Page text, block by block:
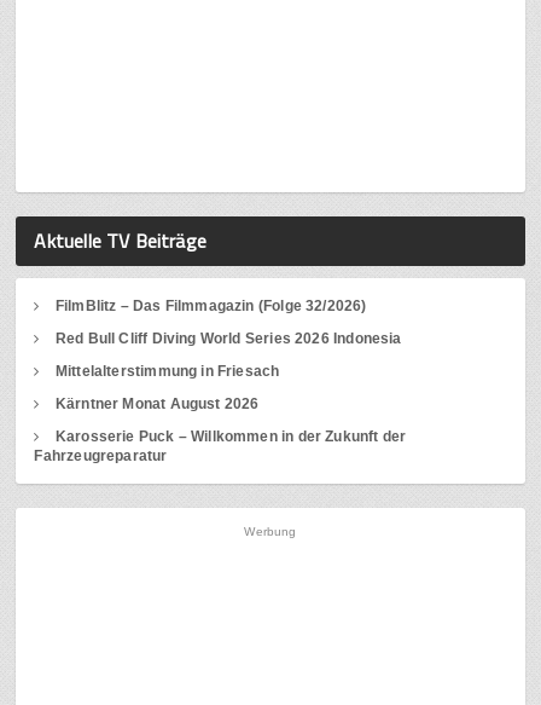
Aktuelle TV Beiträge
FilmBlitz – Das Filmmagazin (Folge 32/2026)
Red Bull Cliff Diving World Series 2026 Indonesia
Mittelalterstimmung in Friesach
Kärntner Monat August 2026
Karosserie Puck – Willkommen in der Zukunft der
Fahrzeugreparatur
Werbung